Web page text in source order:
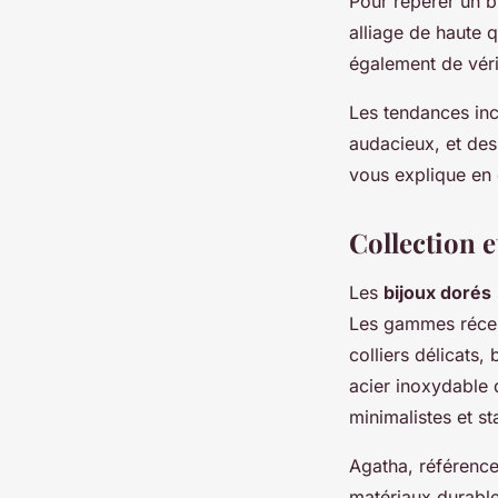
alliage de haute
également de
Les tendances
audacieux, et
vous explique
Collection
Les bijoux dorés
Les gammes
colliers délicats,
acier inoxydable
minimalistes et
Agatha,